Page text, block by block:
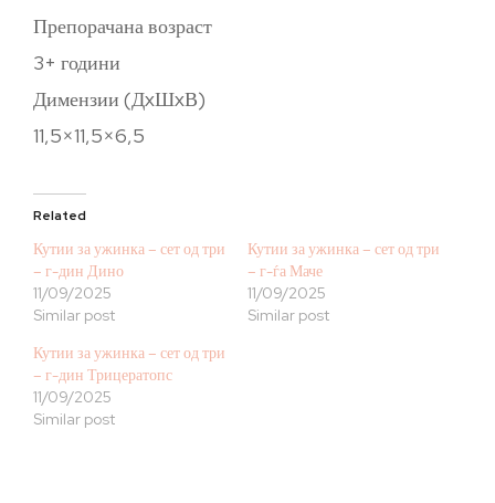
Препорачана возраст
3+ години
Димензии (ДxШxВ)
11,5×11,5×6,5
Related
Кутии за ужинка – сет од три
– г-дин Дино
11/09/2025
Similar post
Кутии за ужинка – сет од три
– г-ѓа Маче
11/09/2025
Similar post
Кутии за ужинка – сет од три
– г-дин Трицератопс
11/09/2025
Similar post